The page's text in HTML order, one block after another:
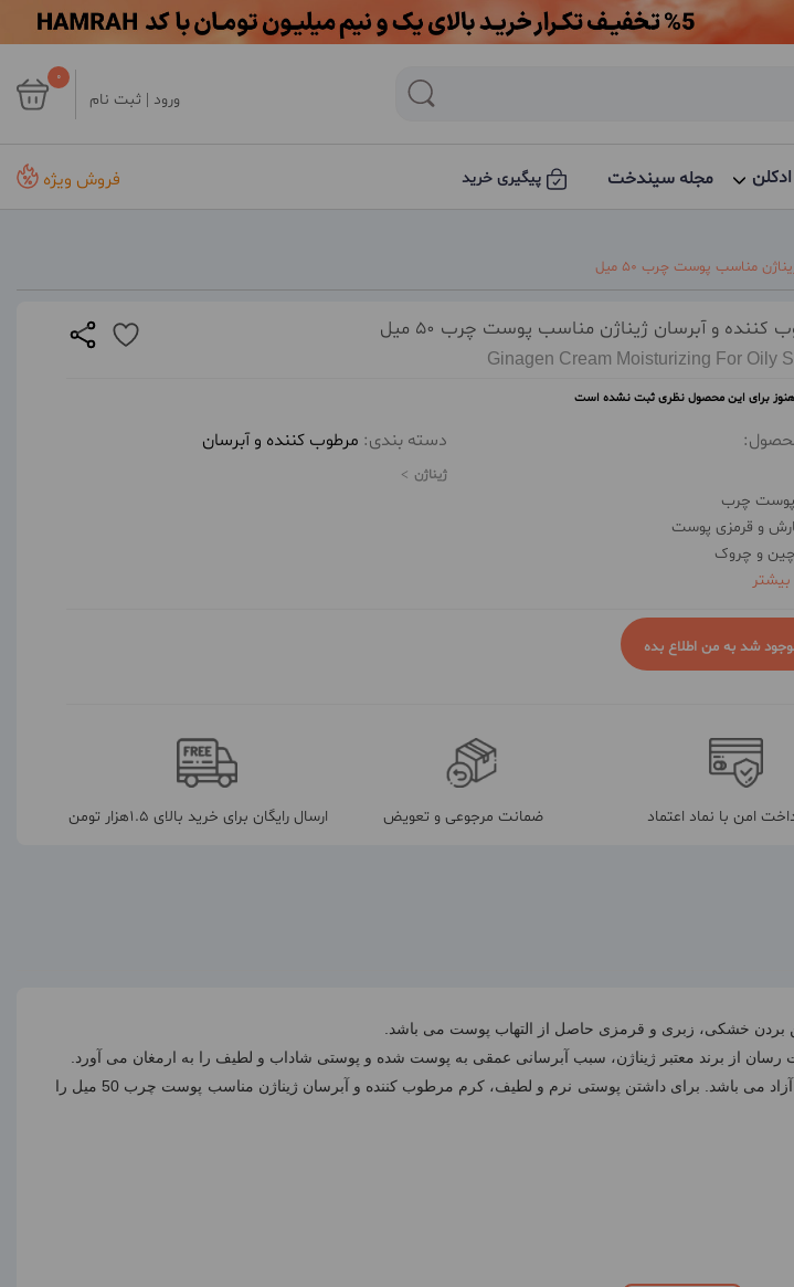
ورود | ثبت نام
0
مجله سیندخت پیگیری خرید فروش ویژه
مناسب پوست چرب 50 میل
کننده و آبرسان ژیناژن مناسب پوست چرب 50 میل
Ginagen Cream Moisturizing For Oily
هنوز برای این محصول نظری ثبت نشده است
چرب
و قرمزی پوست
و چروک
مغذی
دسته بندی: مرطوب کننده و آبرسان
ژیناژن
شد به من اطلاع بده
امن با نماد اعتماد ضمانت مرجوعی و تعویض ارسال رایگان برای خرید بالای 1.5هزار تومن
رسان از برند معتبر ژیناژن، سبب آبرسانی عمقی به پوست شده و پوستی شاداب و لطیف را به ارمغان می آورد.
از دیگر ویژگی های منحصر به فرد این کرم رطوبت رسان، محافظت از پوست در برابر رادیکال های آزاد می باشد. برای داشتن پوستی نرم و لطیف، کرم مرطوب کننده و آبرسان ژیناژن مناسب پوست چرب 50 میل را